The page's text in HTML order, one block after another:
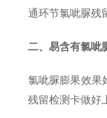
通环节氯呲脲残
二、易含有氯呲
氯呲脲膨果效果
残留检测卡做好